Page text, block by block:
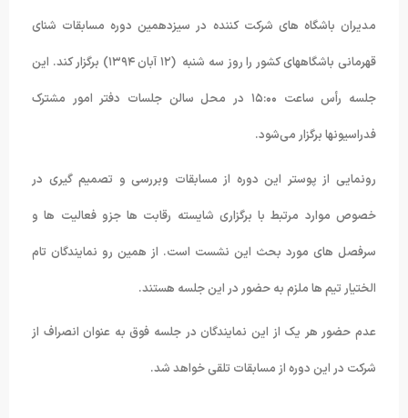
مدیران باشگاه های شرکت کننده در سیزدهمین دوره مسابقات شنای
قهرمانی باشگاههای کشور را روز سه شنبه (۱۲ آبان ۱۳۹۴) برگزار کند. این
جلسه رأس ساعت ۱۵:۰۰ در محل سالن جلسات دفتر امور مشترک
فدراسیونها برگزار می‌شود.
رونمایی از پوستر این دوره از مسابقات وبررسی و تصمیم گیری در
خصوص موارد مرتبط با برگزاری شایسته رقابت ها جزو فعالیت ها و
سرفصل های مورد بحث این نشست است. از همین رو نمایندگان تام
الختیار تیم ها ملزم به حضور در این جلسه هستند.
عدم حضور هر یک از این نمایندگان در جلسه فوق به عنوان انصراف از
شرکت در این دوره از مسابقات تلقی خواهد شد.